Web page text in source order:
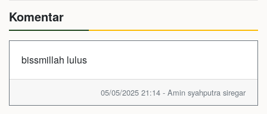
Komentar
bissmillah lulus
05/05/2025 21:14 - Amin syahputra siregar